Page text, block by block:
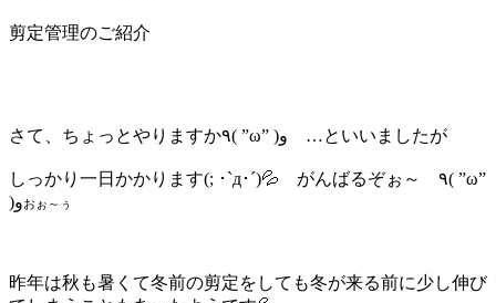
剪定管理のご紹介
さて、ちょっとやりますか٩( ”ω” )و …といいましたが
しっかり一日かかります(; ･`д･´)💦 がんばるぞぉ～ ٩( ”ω”
)وおぉ～ぅ
昨年は秋も暑くて冬前の剪定をしても冬が来る前に少し伸び